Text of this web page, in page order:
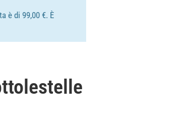
è di 99,00 €. È